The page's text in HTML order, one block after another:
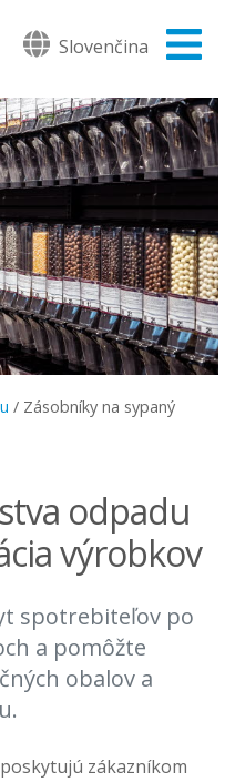
Slovenčina
/ Zásobníky na sypaný
odpadu
výrobkov
spotrebiteľov po
a pomôžte
obalov a
zákazníkom